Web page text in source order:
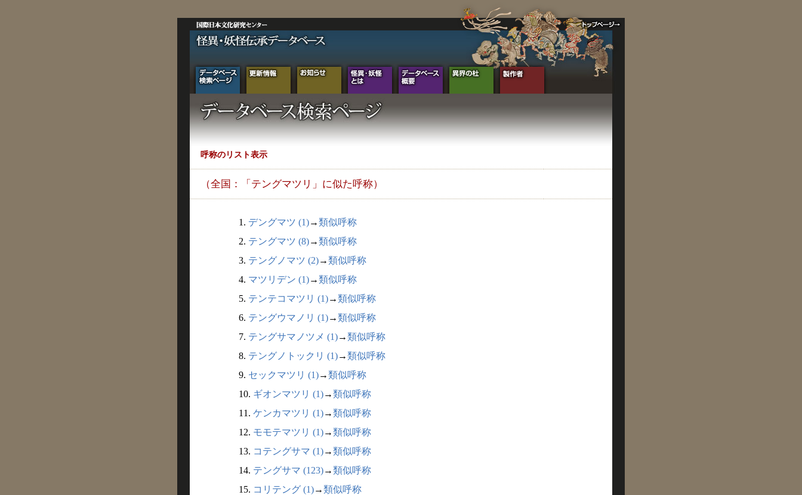
呼称のリスト表示
（全国：「テングマツリ」に似た呼称）
1. デングマツ (1)→類似呼称
2. テングマツ (8)→類似呼称
3. テングノマツ (2)→類似呼称
4. マツリデン (1)→類似呼称
5. テンテコマツリ (1)→類似呼称
6. テングウマノリ (1)→類似呼称
7. テングサマノツメ (1)→類似呼称
8. テングノトックリ (1)→類似呼称
9. セックマツリ (1)→類似呼称
10. ギオンマツリ (1)→類似呼称
11. ケンカマツリ (1)→類似呼称
12. モモテマツリ (1)→類似呼称
13. コテングサマ (1)→類似呼称
14. テングサマ (123)→類似呼称
15. コリテング (1)→類似呼称